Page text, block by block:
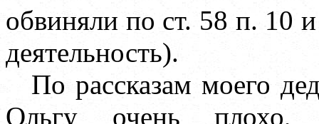
обвиняли по ст. 58 п. 10
деятельность).
По рассказам моего
Ольгу очень плохо,